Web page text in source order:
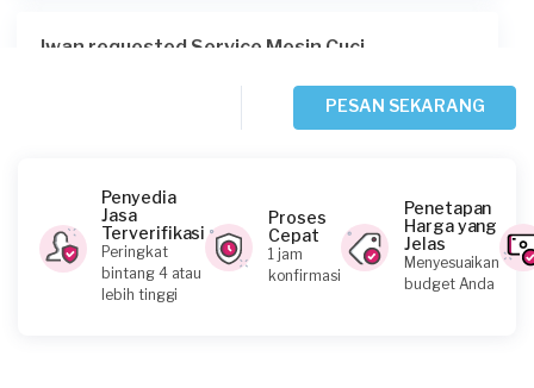
Iwan requested Service Mesin Cuci
Widia Septiani requested Service Mesin Cuci
1 hari yang lalu
Bandung, Jawa Barat
PESAN SEKARANG
Penyedia
Jasa
Terverifikasi
Peringkat
bintang 4 atau
lebih tinggi
Proses
Cepat
1 jam
konfirmasi
Penetapan
Harga yang
Jelas
Menyesuaikan
budget Anda